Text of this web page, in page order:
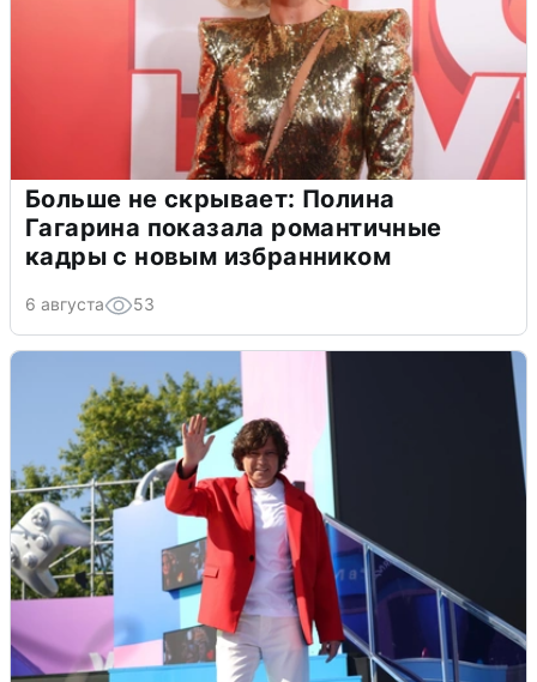
Больше не скрывает: Полина
Гагарина показала романтичные
кадры с новым избранником
6 августа 53